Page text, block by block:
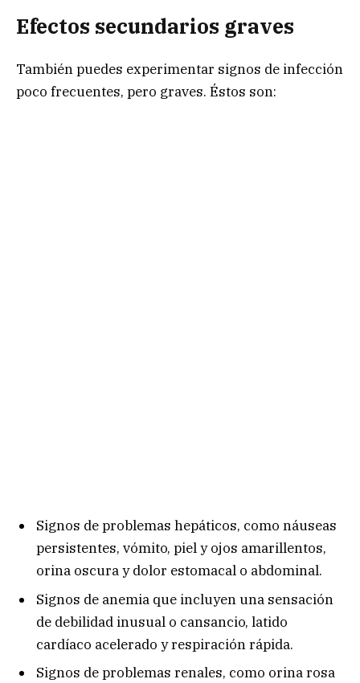
Efectos secundarios graves
También puedes experimentar signos de infección
poco frecuentes, pero graves. Éstos son:
Signos de problemas hepáticos, como náuseas
persistentes, vómito, piel y ojos amarillentos,
orina oscura y dolor estomacal o abdominal.
Signos de anemia que incluyen una sensación
de debilidad inusual o cansancio, latido
cardíaco acelerado y respiración rápida.
Signos de problemas renales, como orina rosa